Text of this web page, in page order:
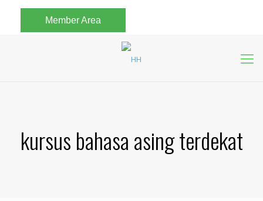
Member Area
kursus bahasa asing terdekat